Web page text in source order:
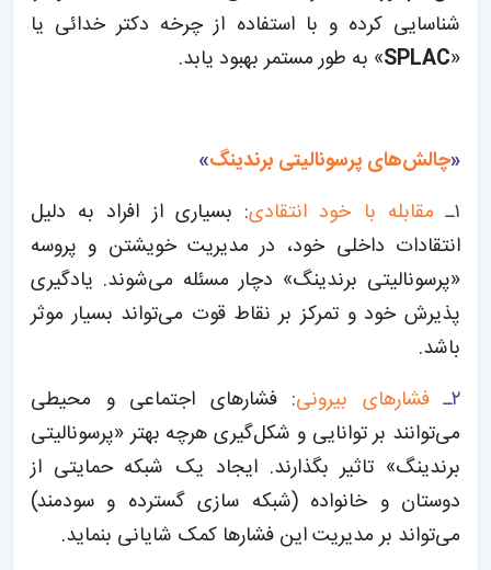
شناسایی کرده و با استفاده از چرخه دکتر خدائی یا
«
SPLAC» به طور مستمر بهبود یابد.
«چالش‌های پرسونالیتی برندینگ»
۱ـ
مقابله با خود انتقادی: بسیاری از افراد به دلیل
انتقادات داخلی خود، در مدیریت خویشتن و پروسه
«پرسونالیتی برندینگ» دچار مسئله می‌شوند. یادگیری
پذیرش خود و تمرکز بر نقاط قوت می‌تواند بسیار موثر
باشد.
۲ـ
فشارهای بیرونی: فشارهای اجتماعی و محیطی
می‌توانند بر توانایی و شکل‌گیری هرچه بهتر «پرسونالیتی
برندینگ» تاثیر بگذارند. ایجاد یک شبکه حمایتی از
دوستان و خانواده (شبکه سازی گسترده و سودمند)
می‌تواند بر مدیریت این فشارها کمک شایانی بنماید.